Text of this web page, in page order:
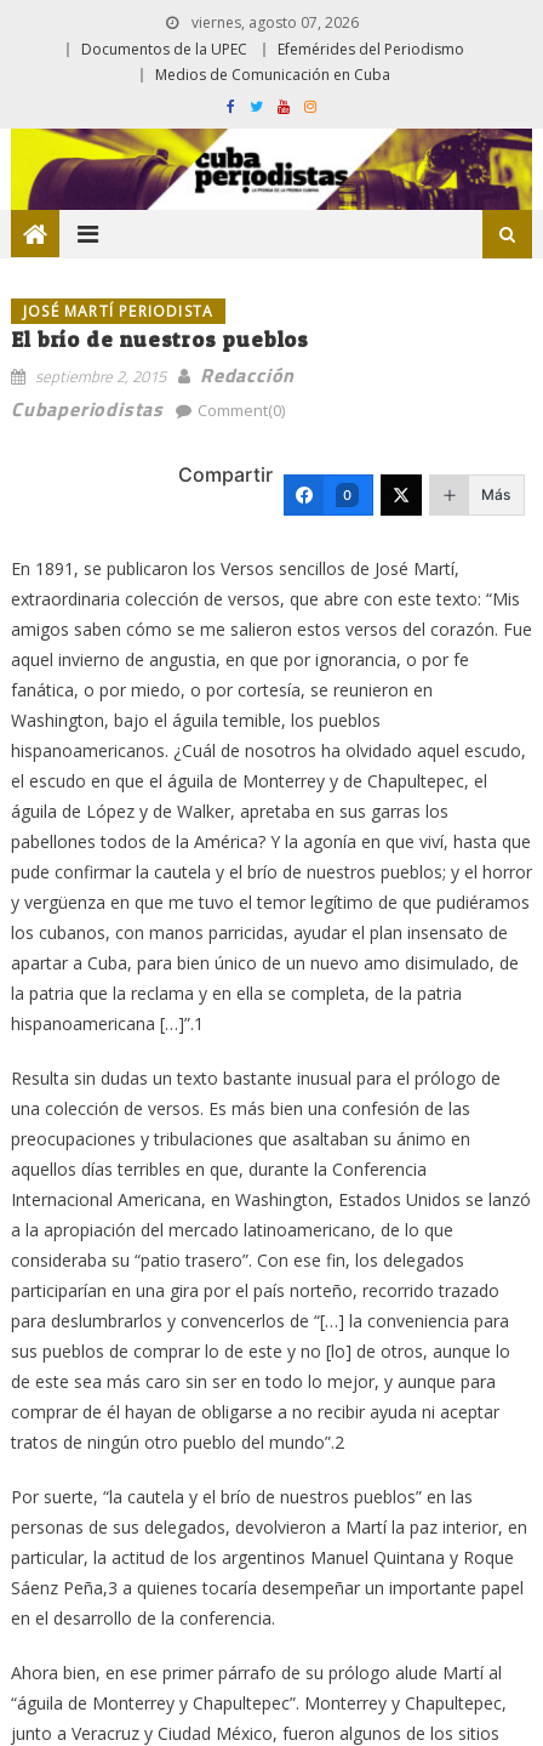
viernes, agosto 07, 2026
Documentos de la UPEC
Efemérides del Periodismo
Medios de Comunicación en Cuba
JOSÉ MARTÍ PERIODISTA
El brío de nuestros pueblos
septiembre 2, 2015
Redacción
Cubaperiodistas
Comment(0)
Compartir
0 Más
En 1891, se publicaron los Versos sencillos de José Martí,
extraordinaria colección de versos, que abre con este texto: “Mis
amigos saben cómo se me salieron estos versos del corazón. Fue
aquel invierno de angustia, en que por ignorancia, o por fe
fanática, o por miedo, o por cortesía, se reunieron en
Washington, bajo el águila temible, los pueblos
hispanoamericanos. ¿Cuál de nosotros ha olvidado aquel escudo,
el escudo en que el águila de Monterrey y de Chapultepec, el
águila de López y de Walker, apretaba en sus garras los
pabellones todos de la América? Y la agonía en que viví, hasta que
pude confirmar la cautela y el brío de nuestros pueblos; y el horror
y vergüenza en que me tuvo el temor legítimo de que pudiéramos
los cubanos, con manos parricidas, ayudar el plan insensato de
apartar a Cuba, para bien único de un nuevo amo disimulado, de
la patria que la reclama y en ella se completa, de la patria
hispanoamericana […]”.1
Resulta sin dudas un texto bastante inusual para el prólogo de
una colección de versos. Es más bien una confesión de las
preocupaciones y tribulaciones que asaltaban su ánimo en
aquellos días terribles en que, durante la Conferencia
Internacional Americana, en Washington, Estados Unidos se lanzó
a la apropiación del mercado latinoamericano, de lo que
consideraba su “patio trasero”. Con ese fin, los delegados
participarían en una gira por el país norteño, recorrido trazado
para deslumbrarlos y convencerlos de “[…] la conveniencia para
sus pueblos de comprar lo de este y no [lo] de otros, aunque lo
de este sea más caro sin ser en todo lo mejor, y aunque para
comprar de él hayan de obligarse a no recibir ayuda ni aceptar
tratos de ningún otro pueblo del mundo”.2
Por suerte, “la cautela y el brío de nuestros pueblos” en las
personas de sus delegados, devolvieron a Martí la paz interior, en
particular, la actitud de los argentinos Manuel Quintana y Roque
Sáenz Peña,3 a quienes tocaría desempeñar un importante papel
en el desarrollo de la conferencia.
Ahora bien, en ese primer párrafo de su prólogo alude Martí al
“águila de Monterrey y Chapultepec”. Monterrey y Chapultepec,
junto a Veracruz y Ciudad México, fueron algunos de los sitios